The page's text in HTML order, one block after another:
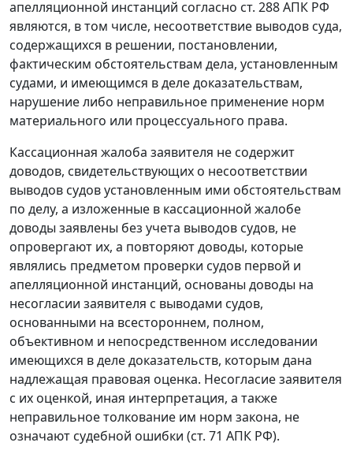
апелляционной инстанций согласно ст. 288 АПК РФ
являются, в том числе, несоответствие выводов суда,
содержащихся в решении, постановлении,
фактическим обстоятельствам дела, установленным
судами, и имеющимся в деле доказательствам,
нарушение либо неправильное применение норм
материального или процессуального права.
Кассационная жалоба заявителя не содержит
доводов, свидетельствующих о несоответствии
выводов судов установленным ими обстоятельствам
по делу, а изложенные в кассационной жалобе
доводы заявлены без учета выводов судов, не
опровергают их, а повторяют доводы, которые
являлись предметом проверки судов первой и
апелляционной инстанций, основаны доводы на
несогласии заявителя с выводами судов,
основанными на всестороннем, полном,
объективном и непосредственном исследовании
имеющихся в деле доказательств, которым дана
надлежащая правовая оценка. Несогласие заявителя
с их оценкой, иная интерпретация, а также
неправильное толкование им норм закона, не
означают судебной ошибки (ст. 71 АПК РФ).